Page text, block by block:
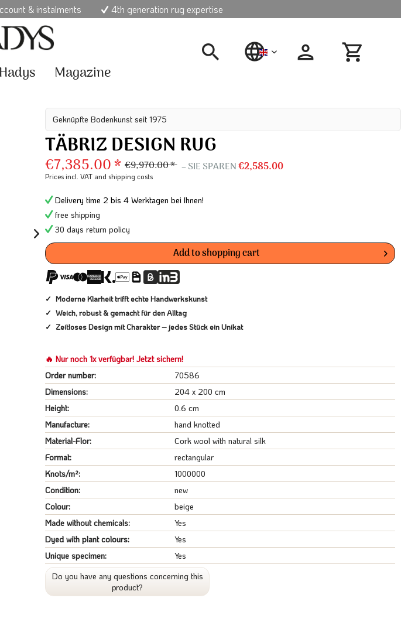
& instalments 4th generation rug expertise
english
Magazine
Geknüpfte Bodenkunst seit 1975
TÄBRIZ DESIGN RUG
€7,385.00 * €9,970.00 * – SIE SPAREN€2,585.00
Prices incl. VAT and shipping costs
Delivery time 2 bis 4 Werktagen bei Ihnen!
free shipping
30 days return policy
Add toshopping cart
Moderne Klarheit trifft echte Handwerkskunst
Weich, robust & gemacht für den Alltag
Zeitloses Design mit Charakter – jedes Stück ein Unikat
🔥 Nur noch 1x verfügbar! Jetzt sichern!
Order number:
70586
Dimensions:
204 x 200 cm
Height:
0.6 cm
Manufacture:
hand knotted
Material-Flor:
Cork wool with natural silk
Format:
rectangular
Knots/m²:
1000000
Condition:
new
Colour:
beige
Made without chemicals:
Yes
Dyed with plant colours:
Yes
Unique specimen:
Yes
Do you have any questions concerning this
product?